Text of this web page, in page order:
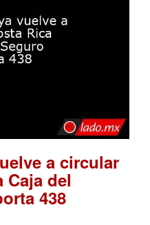
a circular
Caja del
438